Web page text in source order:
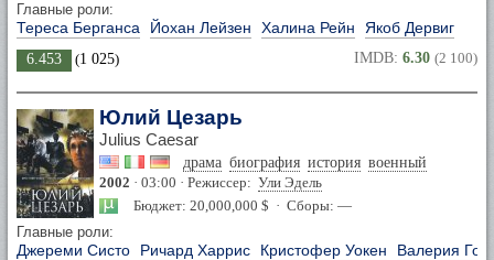
Главные роли:
Тереса Берганса Йохан Лейзен Халина Рейн Якоб Дервиг
6.453 (1 025) IMDB: 6.30 (2 100)
Юлий Цезарь
Julius Caesar
драма биография история военный
2002 · 03:00 · Режиссер: Ули Эдель
Бюджет: 20,000,000 $ · Сборы: —
Главные роли:
Джереми Систо Ричард Харрис Кристофер Уокен Валерия